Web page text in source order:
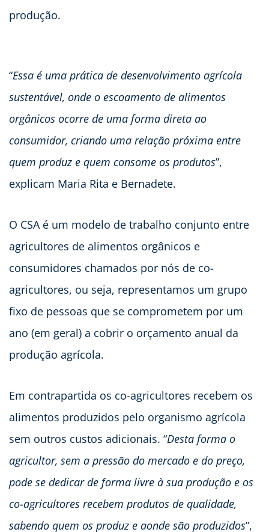
produção.
“Essa é uma prática de desenvolvimento agrícola
sustentável, onde o escoamento de alimentos
orgânicos ocorre de uma forma direta ao
consumidor, criando uma relação próxima entre
quem produz e quem consome os produtos”,
explicam Maria Rita e Bernadete.
O CSA é um modelo de trabalho conjunto entre
agricultores de alimentos orgânicos e
consumidores chamados por nós de co-
agricultores, ou seja, representamos um grupo
fixo de pessoas que se comprometem por um
ano (em geral) a cobrir o orçamento anual da
produção agrícola.
Em contrapartida os co-agricultores recebem os
alimentos produzidos pelo organismo agrícola
sem outros custos adicionais. “Desta forma o
agricultor, sem a pressão do mercado e do preço,
pode se dedicar de forma livre à sua produção e os
co-agricultores recebem produtos de qualidade,
sabendo quem os produz e aonde são produzidos”,